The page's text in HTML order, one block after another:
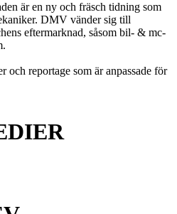
är en ny och fräsch tidning som
DMV vänder sig till
eftermarknad, såsom bil- & mc-
och reportage som är anpassade för